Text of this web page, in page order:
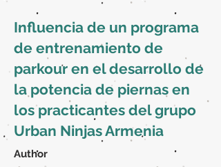
Influencia de un programa
de entrenamiento de
parkour en el desarrollo de
la potencia de piernas en
los practicantes del grupo
Urban Ninjas Armenia
Author